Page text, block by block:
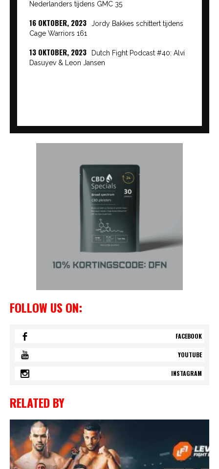
Nederlanders tijdens GMC 35
16 OKTOBER, 2023
Jordy Bakkes schittert tijdens
Cage Warriors 161
13 OKTOBER, 2023
Dutch Fight Podcast #40: Alvi
Dasuyev & Leon Jansen
FOLLOW US ON:
FACEBOOK
YOUTUBE
INSTAGRAM
RELATED BY